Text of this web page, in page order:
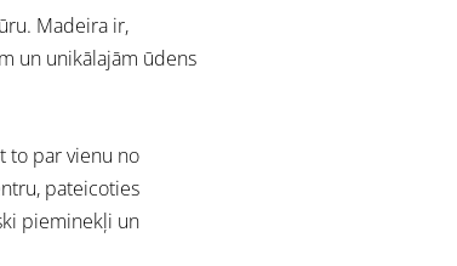
Madeira ir,
un unikālajām ūdens
to par vienu no
pateicoties
pieminekļi un